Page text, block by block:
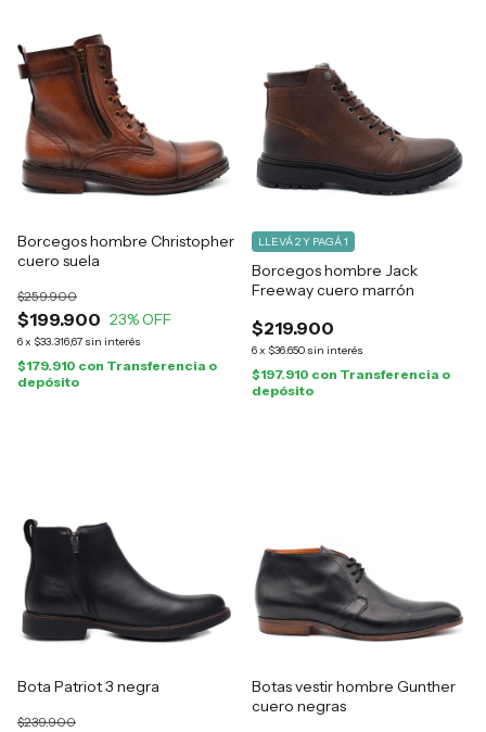
Borcegos hombre Christopher
cuero suela
$199.900
$259.900
23% OFF
6x $33.316,67 sin interés
$179.910 con Transferencia o
depósito
Borcegos hombre Jack
Freeway cuero marrón
$219.900
6x $36.650 sin interés
LLEVÁ 2 Y PAGÁ 1
$197.910 con Transferencia o
depósito
Bota Patriot 3 negra
$239.900
Botas vestir hombre Gunther
cuero negras